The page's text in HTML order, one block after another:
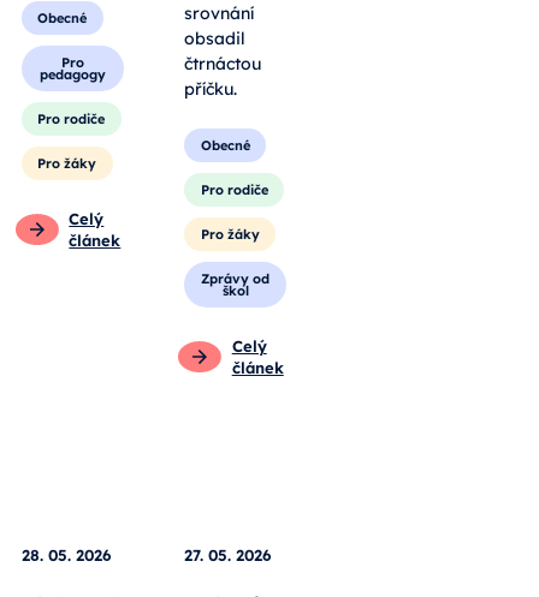
rodiny, aby si
vědu osahaly
vlastníma
rukama.
Obecné
pedagogy
Pro rodiče
srovnání
obsadil
čtrnáctou
příčku.
Obecné
Pro rodiče
Pro žáky
Zprávy od
škol
Celý
článek
28. 05. 2026 27. 05. 2026